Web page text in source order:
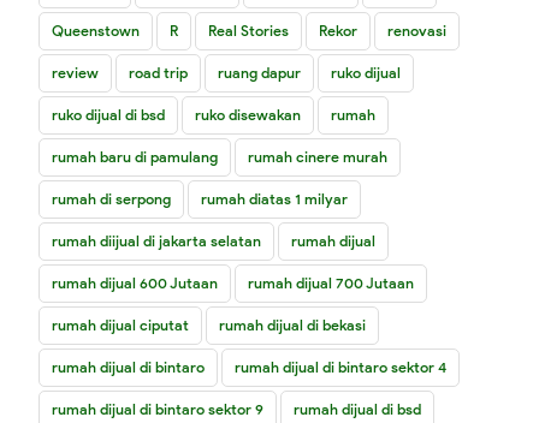
Queenstown R Real Stories Rekor renovasi
review road trip ruang dapur ruko dijual
ruko dijual di bsd ruko disewakan rumah
rumah baru di pamulang rumah cinere murah
rumah di serpong rumah diatas 1 milyar
rumah diijual di jakarta selatan rumah dijual
rumah dijual 600 Jutaan rumah dijual 700 Jutaan
rumah dijual ciputat rumah dijual di bekasi
rumah dijual di bintaro rumah dijual di bintaro sektor 4
rumah dijual di bintaro sektor 9 rumah dijual di bsd